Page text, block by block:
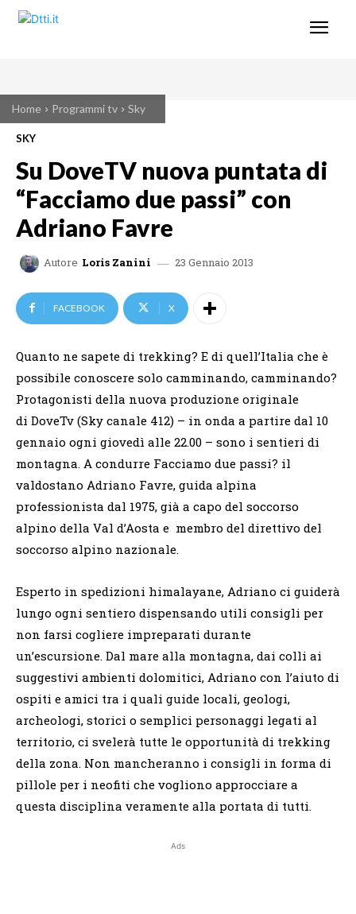
Home Programmi tv Sky
SKY
Su DoveTV nuova puntata di
“Facciamo due passi” con
Adriano Favre
Autore Loris Zanini 23 Gennaio 2013
FACEBOOK X
Quanto ne sapete di trekking? E di quell’Italia che è
possibile conoscere solo camminando, camminando?
Protagonisti della nuova produzione originale
di DoveTv (Sky canale 412) – in onda a partire dal 10
gennaio ogni giovedì alle 22.00 – sono i sentieri di
montagna. A condurre Facciamo due passi? il
valdostano Adriano Favre, guida alpina
professionista dal 1975, già a capo del soccorso
alpino della Val d’Aosta e membro del direttivo del
soccorso alpino nazionale.
Esperto in spedizioni himalayane, Adriano ci guiderà
lungo ogni sentiero dispensando utili consigli per
non farsi cogliere impreparati durante
un’escursione. Dal mare alla montagna, dai colli ai
suggestivi ambienti dolomitici, Adriano con l’aiuto di
ospiti e amici tra i quali guide locali, geologi,
archeologi, storici o semplici personaggi legati al
territorio, ci svelerà tutte le opportunità di trekking
della zona. Non mancheranno i consigli in forma di
pillole per i neofiti che vogliono approcciare a
questa disciplina veramente alla portata di tutti.
Ads